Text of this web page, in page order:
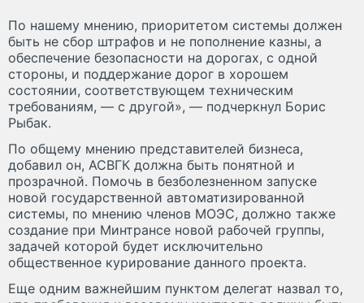
По нашему мнению, приоритетом системы должен
быть не сбор штрафов и не пополнение казны, а
обеспечение безопасности на дорогах, с одной
стороны, и поддержание дорог в хорошем
состоянии, соответствующем техническим
требованиям, — с другой», — подчеркнул Борис
Рыбак.
По общему мнению представителей бизнеса,
добавил он, АСВГК должна быть понятной и
прозрачной. Помочь в безболезненном запуске
новой государственной автоматизированной
системы, по мнению членов МОЭС, должно также
создание при Минтрансе новой рабочей группы,
задачей которой будет исключительно
общественное курирование данного проекта.
Еще одним важнейшим пунктом делегат назвал то,